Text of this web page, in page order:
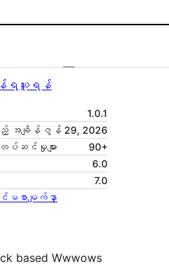
ရယူရန်
1.0.1
ည့် အချိန် ဇွန် 29, 2026
ပ်ဆင်မှုများ
90+
6.0
7.0
မစာမျက်နှာ
based Wwwows